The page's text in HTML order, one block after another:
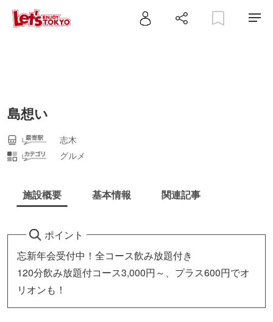
島想い
志木
グルメ
施設概要 基本情報 関連記事
ポイント
忘新年会受付中！全コース飲み放題付き
120分飲み放題付コース3,000円～、プラス600円でオ
リオンも！